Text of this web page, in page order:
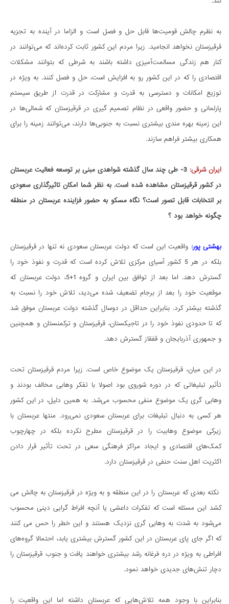
به نظرم چالش قومیت‌ها قابل حل و فصل است و الزاما در آینده به تجزیه
قرقیزستان نخواهد انجامید. زیرا مردم این کشور ثابت کرده‌اند که می‌توانند در
کنار هم زندگی مسالمت‌آمیزی داشته باشند به شرطی که بتوانند مشکلات
اقتصادی را که در این کشور رو به افزایش است، حل و فصل کنند. به ویژه در
توزیع امکانات و دسترسی به قدرت و مشارکت در قدرت از طریق سیستم
پارلمانی و حضور واقعی در نظام تصمیم گیری در قرقیزستان که شمالی‌ها در
این زمینه بهره مندی بیشتری نسبت به جنوبی‌ها دارند، می‌توانند زمینه را برای
همکاری بیشتر فراهم سازند.
ایران شرقی:
3- طی چند سال گذشته شواهدی مبنی بر توسعه فعالیت عربستان
در کشور قرقیزستان مشاهده شده است. به نظر شما امکان تاثیرگذاری سعودی
بر انتخابات قابل تصور است؟ نگاه مسکو به حضور فزاینده عربستان در منطقه
چگونه خواهد بود ؟
بهشتی پور: واقعیت این است که دولت عربستان سعودی نه تنها در قرقیزستان
بلکه در هر 5 کشور آسیای مرکزی تلاش کرده است که قدرت و نفوذ خود را
گسترش دهد. اما بعد از توافق بین ایران و گروه 1+5، دولت عربستان که
موقعیت خود را بعد از برجام تضعیف شده می‌دید، تلاش خود را نسبت به
گذشته بیشتر کرد. بنابراین حداقل در دوسال گذشته دولت عربستان موفق شد
که تا حدودی نفوذ خود را در تاجیکستان، قرقیزستان و ترکمنستان و همچنین
و جمهوری آذربایجان و قفقاز گسترش دهد.
در این میان، قرقیزستان یک موضوع خاص است. زیرا مردم قرقیزستان تحت
تأثیر تبلیغاتی که در دوره شوروی بود اصولا با تفکر وهابی مخالف بودند و
وهابی گری یک موضوع منفی محسوب می‌شد. به همین دلیل، در این کشور
هر کسی به دنبال تبلیغات برای عربستان سعودی نمی‌رود. منتها عربستان با
زیرکی موضوع وهابیت را در قرقیزستان مطرح نکرده بلکه در چهارچوب
کمک‌های اقتصادی و ایجاد مراکز فرهنگی سعی در تحت تأثیر قرار دادن
اکثریت اهل سنت حنفی در قرقیزستان دارد.
نکته بعدی که عربستان را در این منطقه و به ویژه در قرقیزستان به چالش می
کشد این مسئله است که تفکرات داعشی یا آنچه افراط گرایی دینی محسوب
می‌شود به شدت به وهابی گری نزدیک هستند و این خطر را حس می کنند
که اگر جای پای عربستان در این کشور گسترش بیشتری یابد، احتمالا گروه‌های
افراطی به ویژه در دره فرغانه رشد بیشتری خواهند یافت و جنوب قرقیزستان را
دچار تنش‌های جدیدی خواهد نمود.
بنابراین با وجود همه تلاش‌هایی که عربستان داشته اما این واقعیت را